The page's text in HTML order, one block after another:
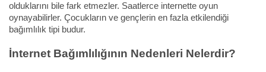
olduklarını bile fark etmezler. Saatlerce internette oyun
oynayabilirler. Çocukların ve gençlerin en fazla etkilendiği
bağımlılık tipi budur.
İnternet Bağımlılığının Nedenleri Nelerdir?